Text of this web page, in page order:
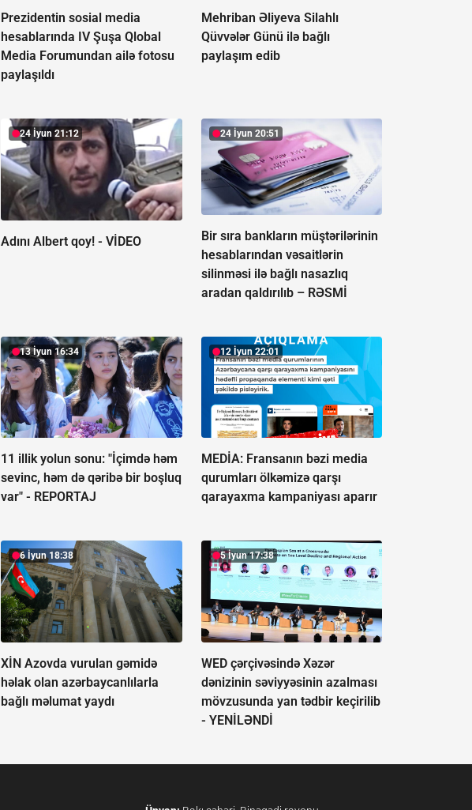
Prezidentin sosial media
hesablarında IV Şuşa Qlobal
Media Forumundan ailə fotosu
paylaşıldı
Mehriban Əliyeva Silahlı
Qüvvələr Günü ilə bağlı
paylaşım edib
24 İyun 21:12
Adını Albert qoy! -VİDEO
24 İyun 20:51
Bir sıra bankların müştərilərinin
hesablarından vəsaitlərin
silinməsi ilə bağlı nasazlıq
aradan qaldırılıb – RƏSMİ
13 İyun 16:34
11 illik yolun sonu: "İçimdə həm
sevinc, həm də qəribə bir boşluq
var" - REPORTAJ
12 İyun 22:01
MEDİA: Fransanın bəzi media
qurumları ölkəmizə qarşı
qarayaxma kampaniyası aparır
6 İyun 18:38
XİN Azovda vurulan gəmidə
həlak olan azərbaycanlılarla
bağlı məlumat yaydı
5 İyun 17:38
WED çərçivəsində Xəzər
dənizinin səviyyəsinin azalması
mövzusunda yan tədbir keçirilib
- YENİLƏNDİ